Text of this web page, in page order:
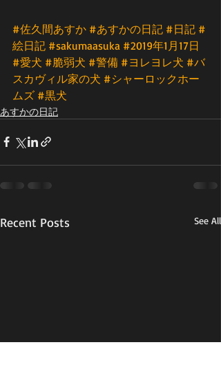
#佐久間あすか #あすかの日記 #日記 #
絵日記 #sakumaasuka #2019年1月17日
#愛犬 #脆弱犬 #警備 #ヨレヨレ犬 #バ
スカヴィル家の犬 #シャーロックホー
ムズ #黒犬
あすかの日記
Recent Posts See All